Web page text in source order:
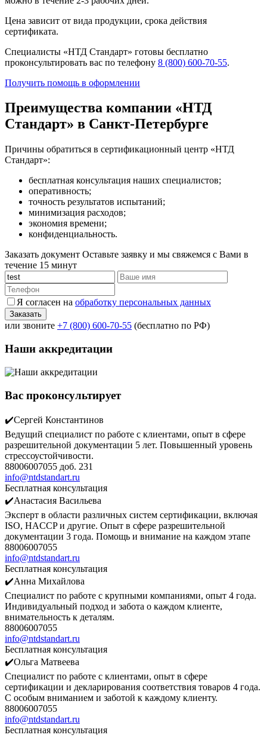
Цена зависит от вида продукции, срока действия
сертификата.
Специалисты «НТД Стандарт» готовы бесплатно
проконсультировать вас по телефону 8 (800) 600-70-55.
Получить помощь в оформлении
Преимущества компании «НТД
Стандарт» в Санкт-Петербурге
Причины обратиться в сертификационный центр «НТД
Стандарт»:
бесплатная консультация наших специалистов;
оперативность;
точность результатов испытаний;
минимизация расходов;
экономия времени;
конфиденциальность.
Заказать документ Оставьте заявку и мы свяжемся с Вами в
течение 15 минут
Я согласен на обработку персональных данных
или звоните +7 (800) 600-70-55 (бесплатно по РФ)
Наши аккредитации
Вас проконсультирует
✔️Сергей Константинов
Ведущий специалист по работе с клиентами, опыт в сфере
разрешительной документации 5 лет. Повышенный уровень
стрессоустойчивости.
88006007055 доб. 231
info@ntdstandart.ru
Бесплатная консультация
✔️Анастасия Васильева
Эксперт в области различных систем сертификации, включая
ISO, HACCP и другие. Опыт в сфере разрешительной
документации 3 года. Помощь и внимание на каждом этапе
88006007055
info@ntdstandart.ru
Бесплатная консультация
✔️Анна Михайлова
Специалист по работе с крупными компаниями, опыт 4 года.
Индивидуальный подход и забота о каждом клиенте,
внимательность к деталям.
88006007055
info@ntdstandart.ru
Бесплатная консультация
✔️Ольга Матвеева
Специалист по работе с клиентами, опыт в сфере
сертификации и декларирования соответствия товаров 4 года.
С особым вниманием и заботой к каждому клиенту.
88006007055
info@ntdstandart.ru
Бесплатная консультация